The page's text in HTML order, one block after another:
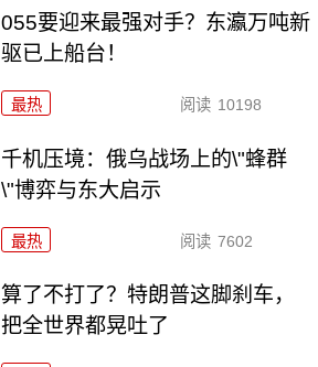
055要迎来最强对手？东瀛万吨新
驱已上船台！
最热 阅读 10198
千机压境：俄乌战场上的\"蜂群
\"博弈与东大启示
最热 阅读 7602
算了不打了？特朗普这脚刹车，
把全世界都晃吐了